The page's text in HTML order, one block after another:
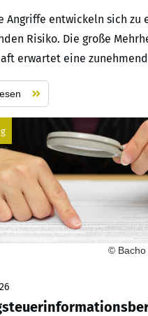
Angriffe entwickeln sich zu
Risiko. Die große
erwartet eine
© Bacho